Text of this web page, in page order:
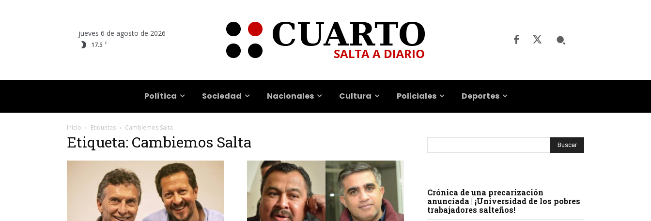
jueves 6 de agosto de 2026
17.5 C
Política Sociedad Nacionales Cultura Policiales Deportes
Inicio Etiquetas Cambiemos Salta
Etiqueta: Cambiemos Salta
Crónica de una precarización
anunciada | ¡Universidad de los pobres
trabajadores salteños!